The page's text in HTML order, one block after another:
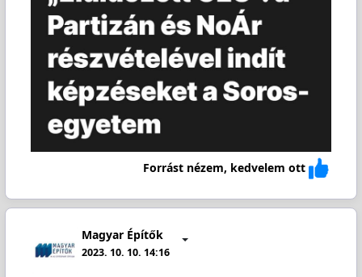
Forrást nézem, kedvelem ott
Magyar Építők
2023. 10. 10. 14:16